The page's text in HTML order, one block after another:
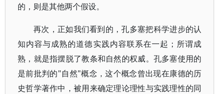
的，则是其他两个假设。
再次，正如我们看到的，孔多塞把科学进步的认
知内容与成熟的道德实践内容联系在一起；所谓成
熟，就是指摆脱了教条和自然的权威。孔多塞使用的
是前批判的"自然"概念，这个概念曾出现在康德的历
史哲学著作中，被用来确定理论理性与实践理性的同